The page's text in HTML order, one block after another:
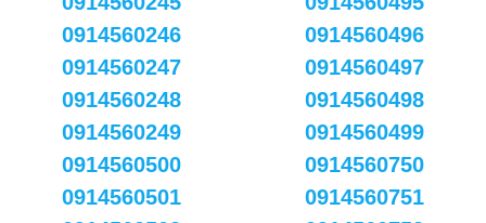
0914560246
0914560247
0914560248
0914560249
0914560496
0914560497
0914560498
0914560499
0914560500
0914560501
0914560750
0914560751